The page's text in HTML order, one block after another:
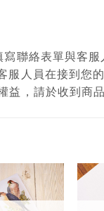
聯絡表單與客
人員在接到您
，請於收到商品
加入